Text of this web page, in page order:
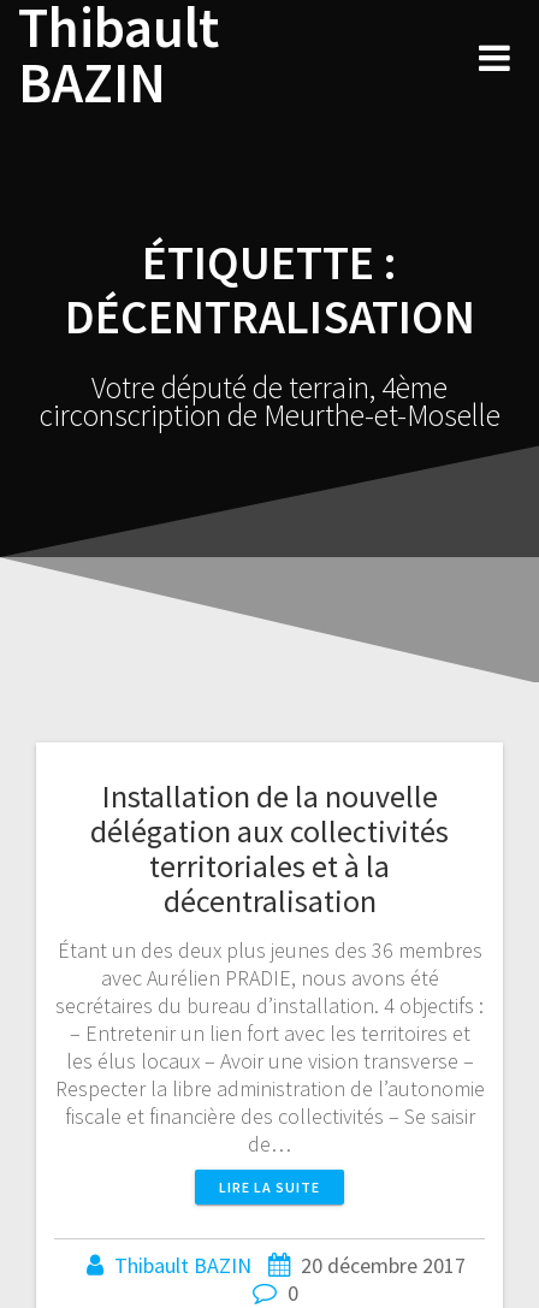
Skip
content
Thibault
BAZIN
ÉTIQUETTE :
DÉCENTRALISATION
Votre député de terrain, 4ème
circonscription de Meurthe-et-Moselle
Installation de la nouvelle
délégation aux collectivités
territoriales et à la
décentralisation
Étant un des deux plus jeunes des 36 membres
avec Aurélien PRADIE, nous avons été
secrétaires du bureau d’installation. 4 objectifs :
– Entretenir un lien fort avec les territoires et
les élus locaux – Avoir une vision transverse –
Respecter la libre administration de l’autonomie
fiscale et financière des collectivités – Se saisir
de…
LIRE LA SUITE
Thibault BAZIN
20 décembre 2017
0